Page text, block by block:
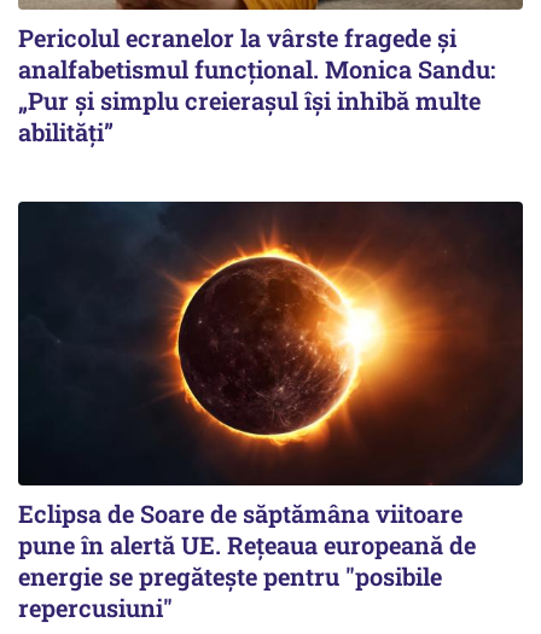
Pericolul ecranelor la vârste fragede și
analfabetismul funcțional. Monica Sandu:
„Pur și simplu creierașul își inhibă multe
abilități”
Eclipsa de Soare de săptămâna viitoare
pune în alertă UE. Rețeaua europeană de
energie se pregătește pentru "posibile
repercusiuni"